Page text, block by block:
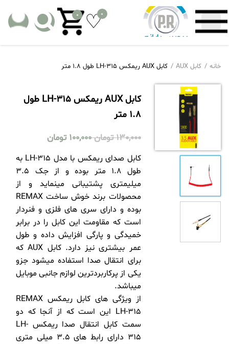
0
0
خانه کابل AUX کابل AUX ریمکس LH-315 طول 1.8 متر
کابل AUX ریمکس LH-315 طول
1.8 متر
130,000 تومان 100,000 تومان
کابل صدای ریمکس با مدل LH-315 به
طول 1.8 متر بوده و از جک 3.5
میلیمتری پشتیبانی مینماید و از
محصولات برند خوش ساخت REMAX
بوده و دارای سری های فلزی و فنردار
است که مقاومت این کابل را در برابر
خمیدگی و پارگی افزایش داده و طول
عمر بیشتری نیز دارد. کابل AUX که
برای انتقال صدا استفاده میشود جزو
یکی از پرکاربردترین لوازم جانبی موبایل
میباشد.
از ویژگی های کابل ریمکس REMAX
LH-315 این است که از آنجا که دو
سمت کابل انتقال صدا ریمکس LH-
315 دارای رابط های 3.5 میلی متری